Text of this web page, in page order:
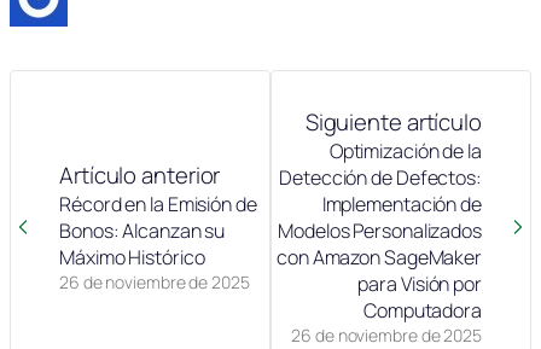
Artículo anterior
26 de noviembre de 2025
Récord en la Emisión de
Bonos: Alcanzan su
Máximo Histórico
Siguiente artículo
26 de noviembre de 2025
Optimización de la
Detección de Defectos:
Implementación de
Modelos Personalizados
con Amazon SageMaker
para Visión por
Computadora